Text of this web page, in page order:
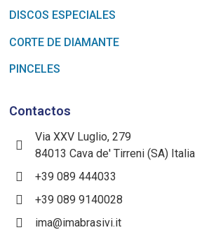
DISCOS ESPECIALES
CORTE DE DIAMANTE
PINCELES
Contactos
Via XXV Luglio, 279
84013 Cava de' Tirreni (SA) Italia
+39 089 444033
+39 089 9140028
ima@imabrasivi.it